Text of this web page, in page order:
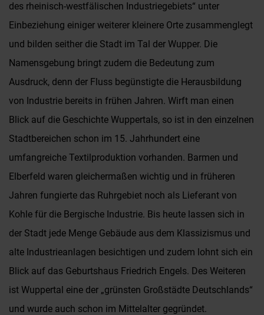
des rheinisch-westfälischen Industriegebiets“ unter
Einbeziehung einiger weiterer kleinere Orte zusammenglegt
und bilden seither die Stadt im Tal der Wupper. Die
Namensgebung bringt zudem die Bedeutung zum
Ausdruck, denn der Fluss begünstigte die Herausbildung
von Industrie bereits in frühen Jahren. Wirft man einen
Blick auf die Geschichte Wuppertals, so ist in den einzelnen
Stadtbereichen schon im 15. Jahrhundert eine
umfangreiche Textilproduktion vorhanden. Barmen und
Elberfeld waren gleichermaßen wichtig und in früheren
Jahren fungierte das Ruhrgebiet noch als Lieferant von
Kohle für die Bergische Industrie. Bis heute lassen sich in
der Stadt jede Menge Gebäude aus dem Klassizismus und
alte Industrieanlagen besichtigen und zudem lohnt sich ein
Blick auf das Geburtshaus Friedrich Engels. Des Weiteren
ist Wuppertal eine der „grünsten Großstädte Deutschlands“
und wurde auch schon im Mittelalter gegründet.